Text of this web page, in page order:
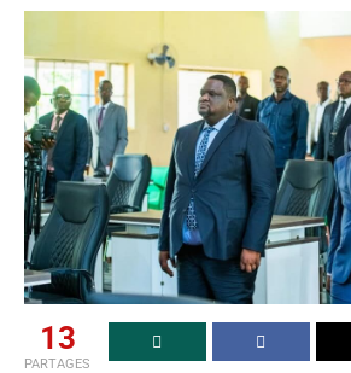
13
PARTAGES